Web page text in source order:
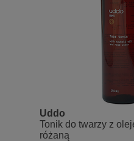
Uddo
Tonik do twarzy z
różaną